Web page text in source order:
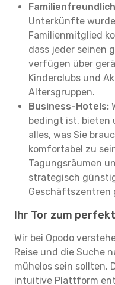
Unterkünfte
Familienmitglied
dass jeder seinen
verfügen über
Kinderclubs und
Altersgruppen.
Business-Hotels:
bedingt ist, bieten
alles, was Sie
komfortabel zu
Tagungsräumen
strategisch
Geschäftszentren
Ihr Tor zum
Wir bei Opodo
Reise und die Suche
mühelos sein sollten.
intuitive Plattform